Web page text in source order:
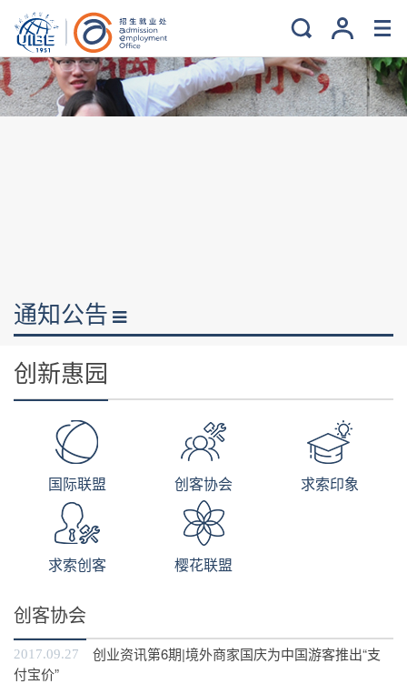
通知公告
创新惠园
国际联盟 创客协会 求索印象
求索创客 樱花联盟
创客协会
2017.09.27
创业资讯第6期|境外商家国庆为中国游客推出“支
付宝价”